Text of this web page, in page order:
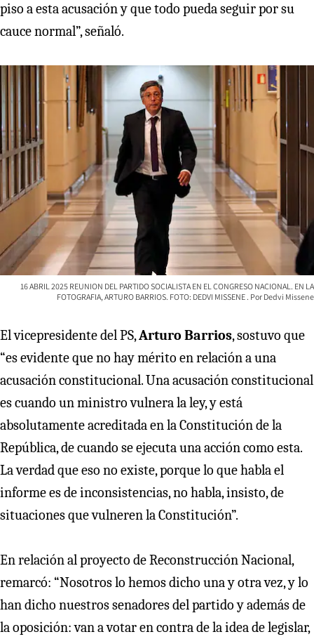
piso a esta acusación y que todo pueda seguir por su
cauce normal”, señaló.
16 ABRIL 2025 REUNION DEL PARTIDO SOCIALISTA EN EL CONGRESO NACIONAL. EN LA
FOTOGRAFIA, ARTURO BARRIOS. FOTO: DEDVI MISSENE
Dedvi Missene
El vicepresidente del PS,Arturo Barrios, sostuvo que
“es evidente que no hay mérito en relación a una
acusación constitucional. Una acusación constitucional
es cuando un ministro vulnera la ley, y está
absolutamente acreditada en la Constitución de la
República, de cuando se ejecuta una acción como esta.
La verdad que eso no existe, porque lo que habla el
informe es de inconsistencias, no habla, insisto, de
situaciones que vulneren la Constitución”.
En relación al proyecto de Reconstrucción Nacional,
remarcó: “Nosotros lo hemos dicho una y otra vez, y lo
han dicho nuestros senadores del partido y además de
la oposición: van a votar en contra de la idea de legislar,